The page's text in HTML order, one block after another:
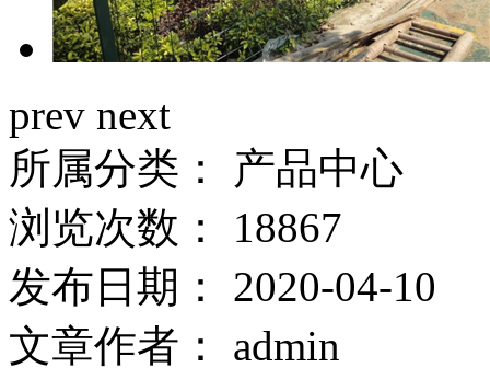
prev next
所属分类：
产品中心
浏览次数：
18867
发布日期：
2020-04-10
文章作者：
admin